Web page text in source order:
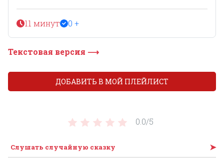
11 минут 0 +
Текстовая версия ⟶
0.0/5
Слушать случайную сказку ➤
ДОБАВИТЬ В МОЙ ПЛЕЙЛИСТ